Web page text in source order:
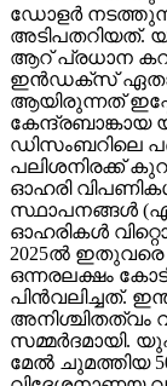
ഡോളര്‍
അടിപതറിയത്.
ആറ് പ്രധാന
ഇന്‍ഡക്‌സ്
ആയിരുന്നത്
ഡിസംബറിലെ
പലിശനിരക്ക്
ഓഹരി
സ്ഥാപനങ്ങള്‍
ഓഹരികള്‍
2025ല്‍
ഒന്നരലക്ഷം
പിന്‍വലിച്ചത്.
അനിശ്ചിതത്വം
സമ്മര്‍ദമായി.
മേല്‍ ചുമത്തിയ